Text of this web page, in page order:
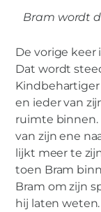
Houd op
Bram wordt
De vorige keer
Dat wordt
en ieder van
ruimte binnen.
van zijn ene
lijkt meer te
toen Bram
Bram om zijn
hij laten weten.